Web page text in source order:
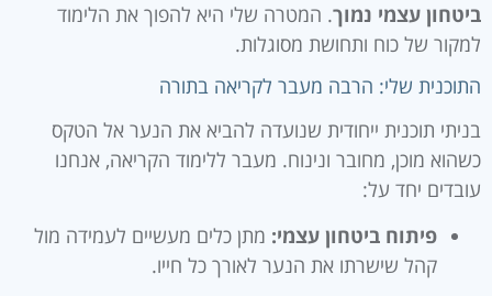
ביטחון עצמי נמוך. המטרה שלי היא להפוך את הלימוד
למקור של כוח ותחושת מסוגלות.
התוכנית שלי: הרבה מעבר לקריאה בתורה
בניתי תוכנית ייחודית שנועדה להביא את הנער אל הטקס
כשהוא מוכן, מחובר ונינוח. מעבר ללימוד הקריאה, אנחנו
עובדים יחד על:
פיתוח ביטחון עצמי: מתן כלים מעשיים לעמידה מול
קהל שישרתו את הנער לאורך כל חייו.